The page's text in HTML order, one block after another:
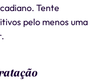
Tente
pelo menos uma